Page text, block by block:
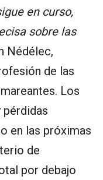
en curso,
sobre las
Nédélec,
de las
Los
en las próximas
de
por debajo